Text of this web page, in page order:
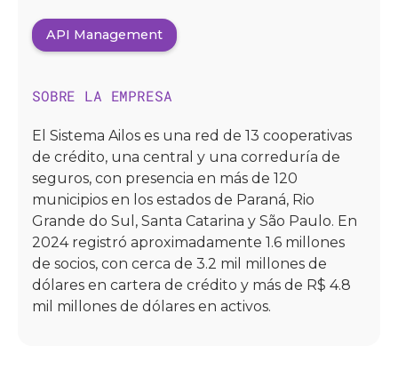
API Management
SOBRE LA EMPRESA
El Sistema Ailos es una red de 13 cooperativas
de crédito, una central y una correduría de
seguros, con presencia en más de 120
municipios en los estados de Paraná, Rio
Grande do Sul, Santa Catarina y São Paulo. En
2024 registró aproximadamente 1.6 millones
de socios, con cerca de 3.2 mil millones de
dólares en cartera de crédito y más de R$ 4.8
mil millones de dólares en activos.